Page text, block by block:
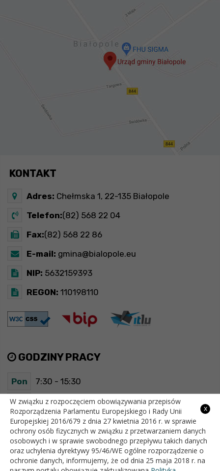
KONTAKT
Adres: Chełmska 1, 22-135 Białopole
Telefon:(82) 568 22 04
Fax:(82) 568 22 86
E-mail: gmina@bialopole.eu
NIP: 5632159393
REGON: 110198110
GODZINY PRACY
Pon 7:30 - 15:30
Wt 7:30 - 15:30
Śr 7:30 - 15:30
Czw 7:30 - 15:30
Pt 7:30 - 15:30
x
W związku z rozpoczęciem obowiązywania przepisów
Rozporządzenia Parlamentu Europejskiego i Rady Unii
Europejskiej 2016/679 z dnia 27 kwietnia 2016 r. w sprawie
ochrony osób fizycznych w związku z przetwarzaniem danych
osobowych i w sprawie swobodnego przepływu takich danych
oraz uchylenia dyrektywy 95/46/WE ogólne rozporządzenie o
ochronie danych, informujemy, że od dnia 25 maja 2018 r. na